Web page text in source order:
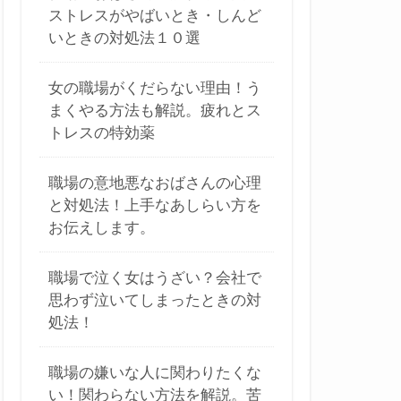
ストレスがやばいとき・しんど
いときの対処法１０選
女の職場がくだらない理由！う
まくやる方法も解説。疲れとス
トレスの特効薬
職場の意地悪なおばさんの心理
と対処法！上手なあしらい方を
お伝えします。
職場で泣く女はうざい？会社で
思わず泣いてしまったときの対
処法！
職場の嫌いな人に関わりたくな
い！関わらない方法を解説。苦